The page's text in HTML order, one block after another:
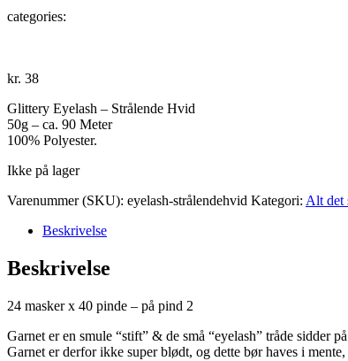
categories:
kr. 38
Glittery Eyelash – Strålende Hvid
50g – ca. 90 Meter
100% Polyester.
Ikke på lager
Varenummer (SKU): eyelash-strålendehvid Kategori: Alt det
Beskrivelse
Beskrivelse
24 masker x 40 pinde – på pind 2
Garnet er en smule “stift” & de små “eyelash” tråde sidder
Garnet er derfor ikke super blødt, og dette bør haves i